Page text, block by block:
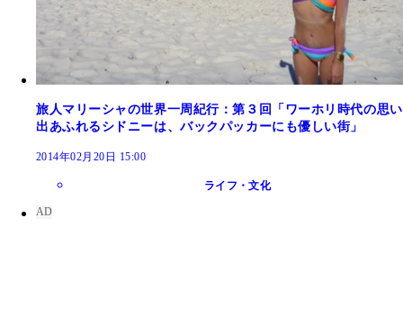
旅人マリーシャの世界一周紀行：第３回「ワーホリ時代の思い
出あふれるシドニーは、バックパッカーにも優しい街」
2014年02月20日 15:00
ライフ・文化